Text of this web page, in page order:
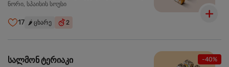
ნორი, სპაისის სოუსი
17 🌶️ ცხარე 2
-40%
სალმონ ტერიაკი